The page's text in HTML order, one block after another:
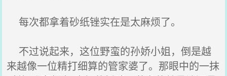
每次都拿着砂纸锉实在是太麻烦了。
不过说起来，这位野蛮的孙娇小姐，倒是越
来越像一位精打细算的管家婆了。那眼中的一抹